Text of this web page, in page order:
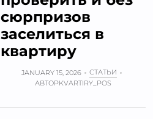
сюрпризов
заселиться в
квартиру
JANUARY 15, 2026
СТАТЬИ
АВТОРKVARTIRY_POS